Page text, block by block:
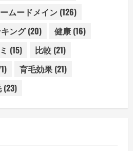
ムードメイン (126)
ング(20) 健康 (16)
(15) 比較 (21)
育毛効果 (21)
(23)